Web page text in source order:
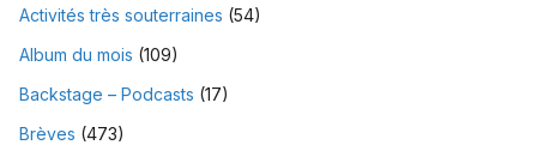
Activités très souterraines (54)
Album du mois (109)
Backstage – Podcasts (17)
Brèves (473)